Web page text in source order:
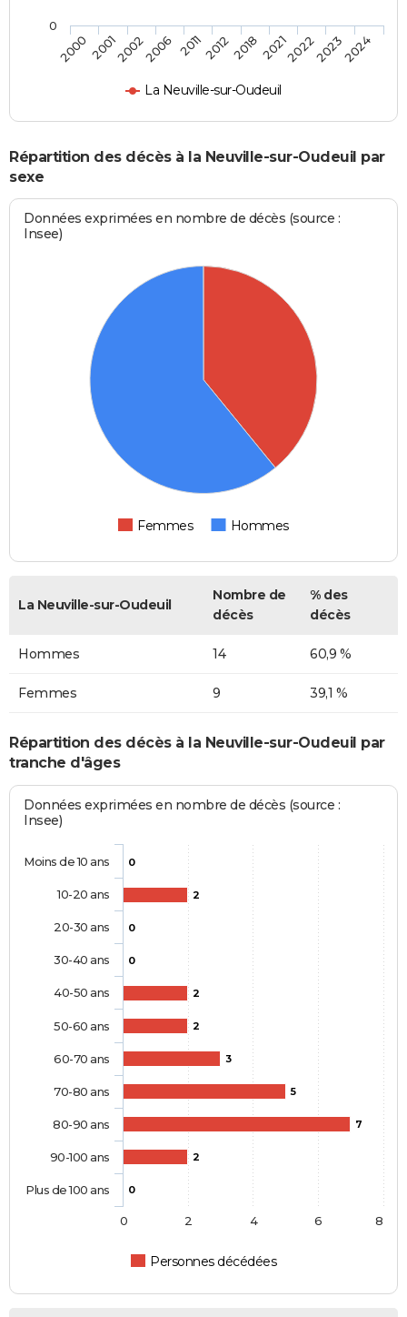
La Neuville-sur-Oudeuil
2000 200120022006 2011201220182021202220232024
0
Répartition des décès à la Neuville-sur-Oudeuil par
sexe
Données exprimées en nombre de décès (source :
Insee)
Femmes Hommes
La Neuville-sur-Oudeuil
Nombre de
décès
% des
décès
Hommes 14 60,9 %
Femmes 9 39,1 %
Répartition des décès à la Neuville-sur-Oudeuil par
tranche d'âges
Données exprimées en nombre de décès (source :
Insee)
0
2
0
0
2
2
3
5
7
2
0
Personnes décédées
Moins de 10 ans
10-20 ans
20-30 ans
30-40 ans
40-50 ans
50-60 ans
60-70 ans
70-80 ans
80-90 ans
90-100 ans
Plus de 100 ans
0 2 4 6 8